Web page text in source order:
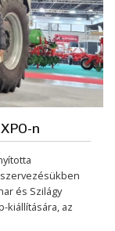
n
és Szilágy
kiállítására, az